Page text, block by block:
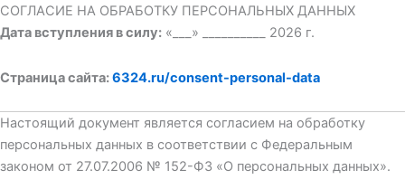
СОГЛАСИЕ НА ОБРАБОТКУ ПЕРСОНАЛЬНЫХ ДАННЫХ
Дата вступления в силу: «___» __________ 2026 г.
Страница сайта:6324.ru/consent-personal-data
Настоящий документ является согласием на обработку
персональных данных в соответствии с Федеральным
законом от 27.07.2006 № 152-ФЗ «О персональных данных».